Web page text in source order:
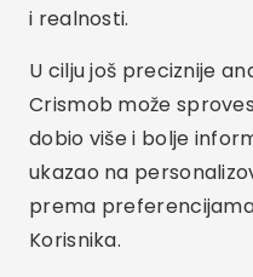
i realnosti.
U cilju još preciznije
Crismob može
dobio više i bolje
ukazao na
prema
Korisnika.